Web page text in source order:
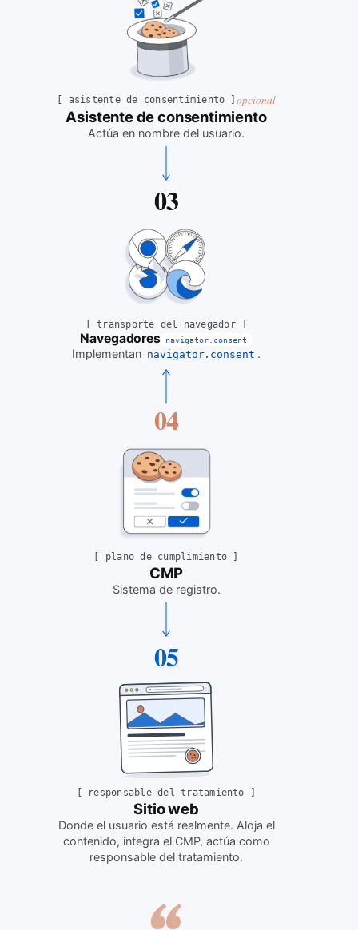
asistente de consentimiento opcional
Asistente de consentimiento
Actúa en nombre del usuario.
03
[transporte del navegador]
Navegadores navigator.consent
Implementan navigator.consent .
04
plano de cumplimiento
CMP
Sistema de registro.
05
responsable del tratamiento
Sitio web
Donde el usuario está realmente. Aloja el
contenido, integra el CMP, actúa como
responsable del tratamiento.